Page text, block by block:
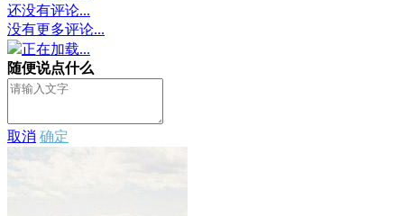
还没有评论...
没有更多评论...
正在加载...
随便说点什么
取消 确定